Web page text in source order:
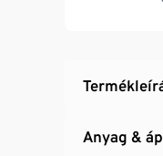
Szűkülő
Anyag &